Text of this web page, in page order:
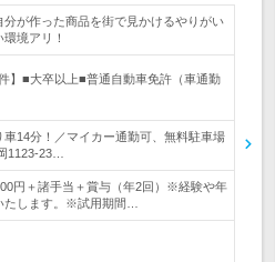
分が作った商品を街で見かけるやりがい
境アリ！
】■大卒以上■普通自動車免許（車通勤
車14分！／マイカー通勤可、無料駐車場
1123-23…
円＋諸手当＋賞与（年2回）※経験や年
たします。※試用期間…